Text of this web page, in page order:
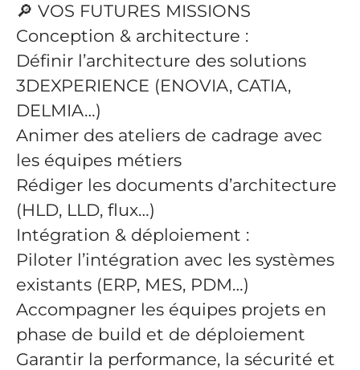
🔎 VOS FUTURES MISSIONS
Conception & architecture :
Définir l’architecture des solutions
3DEXPERIENCE (ENOVIA, CATIA,
DELMIA…)
Animer des ateliers de cadrage avec
les équipes métiers
Rédiger les documents d’architecture
(HLD, LLD, flux…)
Intégration & déploiement :
Piloter l’intégration avec les systèmes
existants (ERP, MES, PDM…)
Accompagner les équipes projets en
phase de build et de déploiement
Garantir la performance, la sécurité et